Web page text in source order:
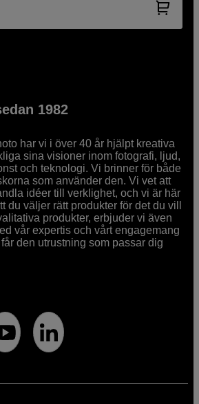
1982
har vi i över 40 år hjälpt kreativa
sina visioner inom fotografi, ljud,
och teknologi. Vi brinner för både
som använder den. Vi vet att
idéer till verklighet, och vi är här
du väljer rätt produkter för det du vill
produkter, erbjuder vi även
vår expertis och vårt engagemang
den utrustning som passar dig